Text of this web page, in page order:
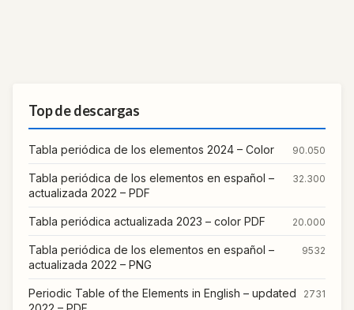
Top de descargas
Tabla periódica de los elementos 2024 – Color 90.050
Tabla periódica de los elementos en español –
actualizada 2022 – PDF
32.300
Tabla periódica actualizada 2023 – color PDF 20.000
Tabla periódica de los elementos en español –
actualizada 2022 – PNG
9532
Periodic Table of the Elements in English – updated
2731